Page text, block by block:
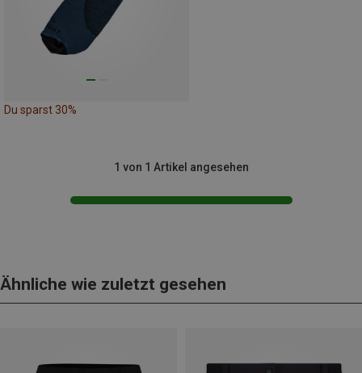
Du sparst 30%
1 von 1 Artikel angesehen
Ähnliche wie zuletzt gesehen